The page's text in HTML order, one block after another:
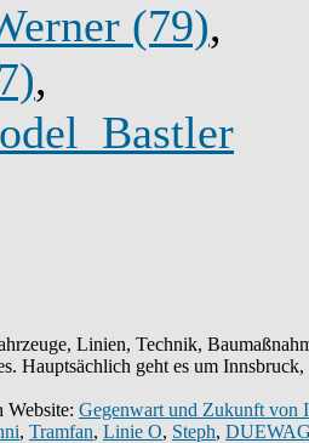
(79),
,
Linien, Technik,
Hauptsächlich geht es um Innsbruck,
Website: Gegenwart und Zukunft von
, Tramfan, Linie O, Steph,